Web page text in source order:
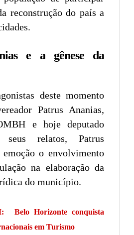
reconstrução do país a
e a gênese da
deste momento
Patrus Ananias,
e hoje deputado
relatos, Patrus
o envolvimento
na elaboração da
do município.
Belo Horizonte conquista
em Turismo